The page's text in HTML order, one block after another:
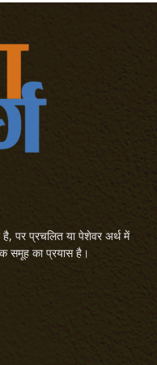
पर प्रचलित या पेशेवर अर्थ में
समूह का प्रयास है।